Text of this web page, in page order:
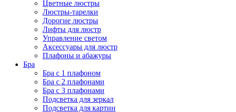
Цветные люстры
Люстры-тарелки
Дорогие люстры
Лифты для люстр
Управление светом
Аксессуары для люстр
Плафоны и абажуры
Бра
Бра с 1 плафоном
Бра с 2 плафонами
Бра с 3 плафонами
Подсветка для зеркал
Подсветка для картин